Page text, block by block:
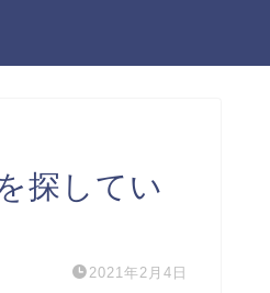
探してい
2021年2月4日